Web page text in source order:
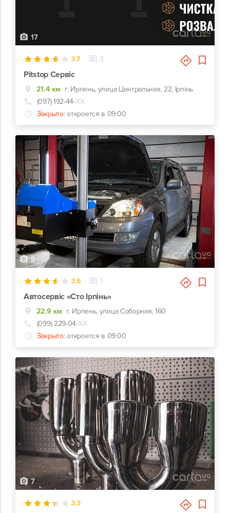
17
3.7 3
Pitstop Сервіс
21.4 км г. Ирпень, улица Центральная, 22, Ірпінь
(097) 192-44-ХХ
Закрыто: откроется в 09:00
8
3.6 1
Автосервіс «Сто Ірпінь»
22.9 км г. Ирпень, улица Соборная, 160
(099) 229-04-ХХ
Закрыто: откроется в 09:00
7
3.3